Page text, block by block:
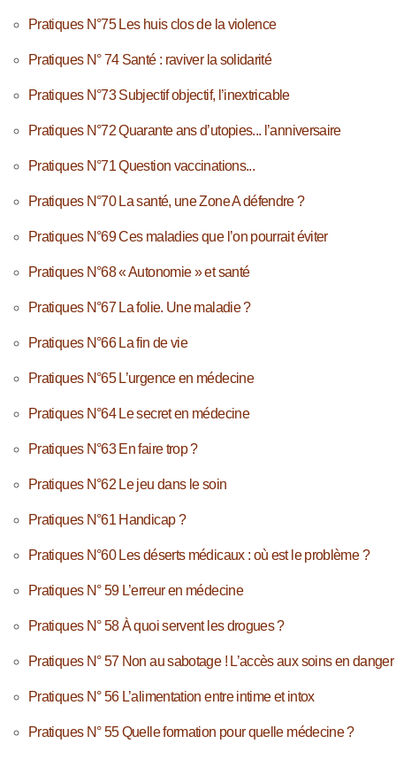
Pratiques N°75 Les huis clos de la violence
Pratiques N° 74 Santé : raviver la solidarité
Pratiques N°73 Subjectif objectif, l’inextricable
Pratiques N°72 Quarante ans d’utopies... l’anniversaire
Pratiques N°71 Question vaccinations...
Pratiques N°70 La santé, une Zone A défendre ?
Pratiques N°69 Ces maladies que l’on pourrait éviter
Pratiques N°68 « Autonomie » et santé
Pratiques N°67 La folie. Une maladie ?
Pratiques N°66 La fin de vie
Pratiques N°65 L’urgence en médecine
Pratiques N°64 Le secret en médecine
Pratiques N°63 En faire trop ?
Pratiques N°62 Le jeu dans le soin
Pratiques N°61 Handicap ?
Pratiques N°60 Les déserts médicaux : où est le problème ?
Pratiques N° 59 L’erreur en médecine
Pratiques N° 58 À quoi servent les drogues ?
Pratiques N° 57 Non au sabotage ! L’accès aux soins en danger
Pratiques N° 56 L’alimentation entre intime et intox
Pratiques N° 55 Quelle formation pour quelle médecine ?